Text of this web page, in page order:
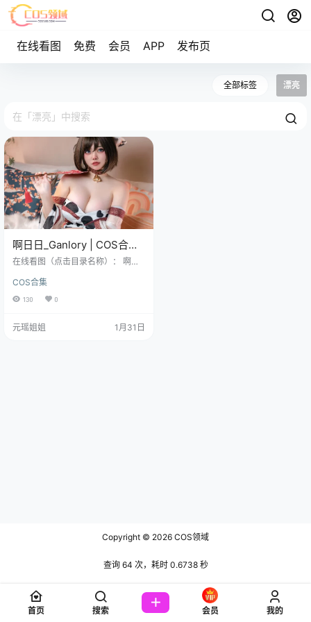
在线看图 免费 会员 APP 发布页
全部标签 漂亮
啊日日_Ganlory | COS合集
[已更21期]~[869P+5V –
在线看图（点击目录名称）： 啊日
0MB] 啊日日_Ganlory – NO.002 黑
暗护士 [70P-576MB] 啊日日_Ganl
古灵精怪的姑娘，她叫啊日日_Ganl
COS合集
130 0
元瑶姐姐 1月31日
Copyright © 2026 COS领域
查询 64 次，耗时 0.6738 秒
首页 搜索 会员 我的